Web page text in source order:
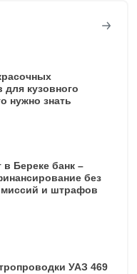
для кузовного
нужно знать
в Береке банк –
без
и штрафов
УАЗ 469